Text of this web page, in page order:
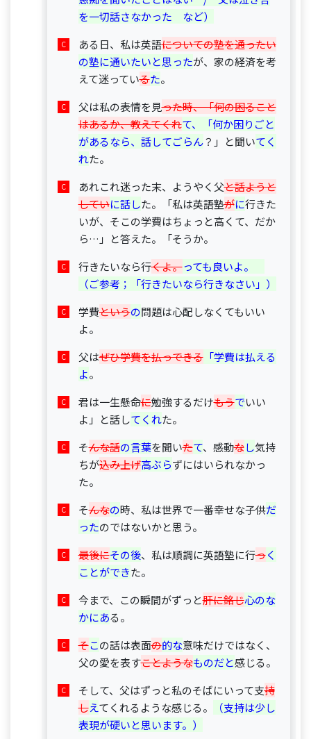
を一切話さなかった　など）
ある日、私は英語についての塾を通ったい
の塾に通いたいと思ったが、家の経済を考
えて迷っているた。
父は私の表情を見った時、「何の困ること
はあるか、教えてくれて、「何か困りごと
があるなら、話してごらん？」と聞いてく
れた。
あれこれ迷った末、ようやく父と話ようと
していに話した。「私は英語塾がに行きた
いが、そこの学費はちょっと高くて、だか
ら…」と答えた。「そうか。
行きたいなら行くよ。っても良いよ。
（ご参考；「行きたいなら行きなさい」）
学費というの問題は心配しなくてもいい
よ。
父はぜひ学費を払っできる「学費は払える
よ。
君は一生懸命に勉強するだけもうでいい
よ」と話してくれた。
そんな話の言葉を聞いたて、感動なし気持
ちが込み上げ高ぶらずにはいられなかっ
た。
そんなの時、私は世界で一番幸せな子供だ
ったのではないかと思う。
最後にその後、私は順調に英語塾に行っく
ことができた。
今まで、この瞬間がずっと肝に銘じ心のな
かにある。
そこの話は表面の的な意味だけではなく、
父の愛を表すことようなものだと感じる。
そして、父はずっと私のそばにいって支持
しえてくれるような感じる。
（支持は少し
表現が硬いと思います。）